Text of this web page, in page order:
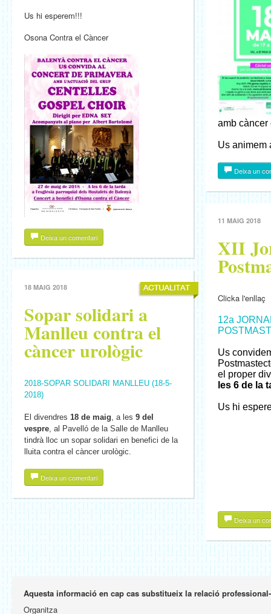
Us hi esperem!!!
Osona Contra el Càncer
Deixa un comentari
18 MAIG 2018
Sopar solidari a
Manlleu contra el
càncer urològic
2018-SOPAR SOLIDARI MANLLEU (18-5-
2018)
El divendres 18 de maig, a les 9 del
vespre, al Pavelló de la Salle de Manlleu
tindrà lloc un sopar solidari en benefici de la
lluita contra el càncer urològic.
Deixa un comentari
amb càncer
Us animem
Deixa un
11 MAIG 2018
XII
Clicka l'enllaç
12a
Us
el proper
les 6 de la
Us hi
Deixa un
Aquesta informació en cap cas substitueix la relació
Organitza